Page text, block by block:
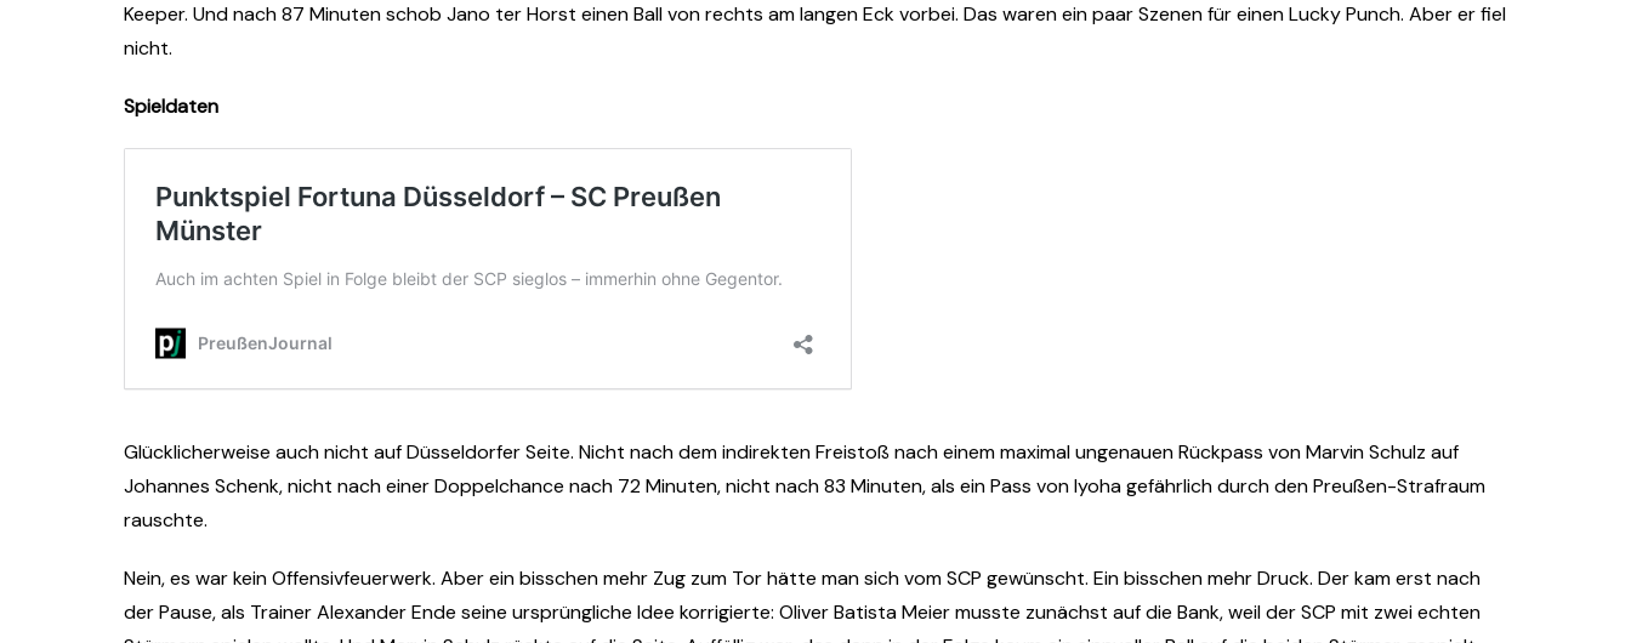
Keeper. Und nach 87 Minuten schob Jano ter Horst einen Ball von rechts am langen Eck vorbei. Das waren ein paar Szenen für einen Lucky Punch. Aber er fiel
nicht.
Spieldaten
Glücklicherweise auch nicht auf Düsseldorfer Seite. Nicht nach dem indirekten Freistoß nach einem maximal ungenauen Rückpass von Marvin Schulz auf
Johannes Schenk, nicht nach einer Doppelchance nach 72 Minuten, nicht nach 83 Minuten, als ein Pass von Iyoha gefährlich durch den Preußen-Strafraum
rauschte.
Nein, es war kein Offensivfeuerwerk. Aber ein bisschen mehr Zug zum Tor hätte man sich vom SCP gewünscht. Ein bisschen mehr Druck. Der kam erst nach
der Pause, als Trainer Alexander Ende seine ursprüngliche Idee korrigierte: Oliver Batista Meier musste zunächst auf die Bank, weil der SCP mit zwei echten